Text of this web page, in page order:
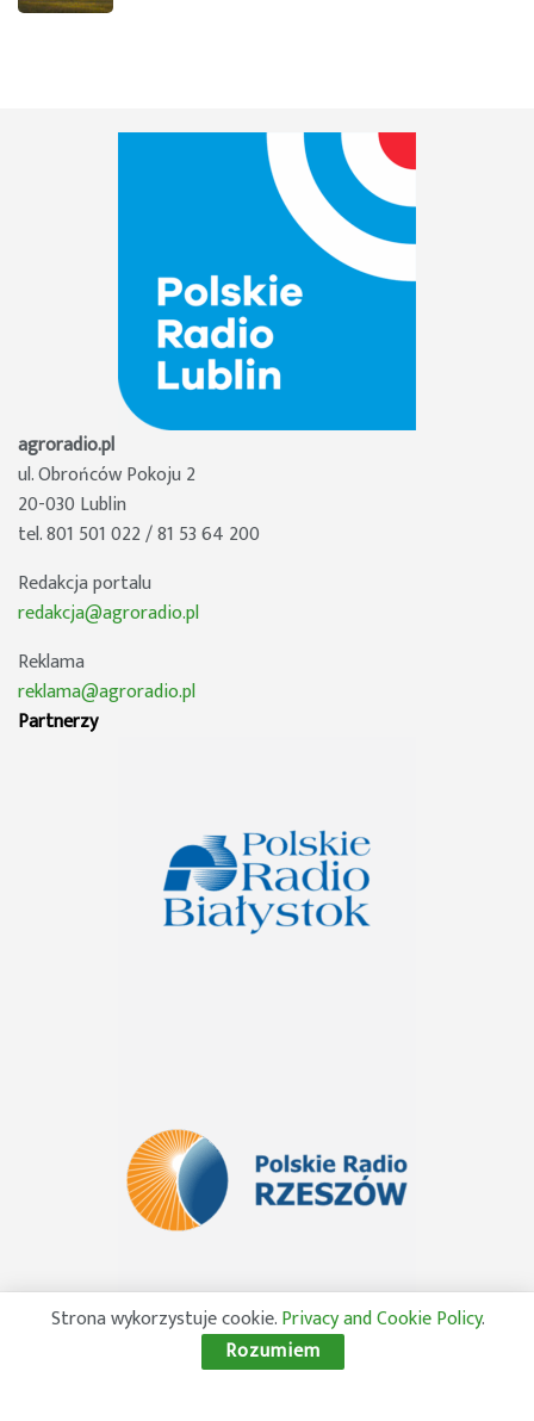
agroradio.pl
ul. Obrońców Pokoju 2
20-030 Lublin
tel. 801 501 022 / 81 53 64 200
Redakcja portalu
redakcja@agroradio.pl
Reklama
reklama@agroradio.pl
Partnerzy
Strona wykorzystuje cookie.Privacy and Cookie Policy.
Rozumiem